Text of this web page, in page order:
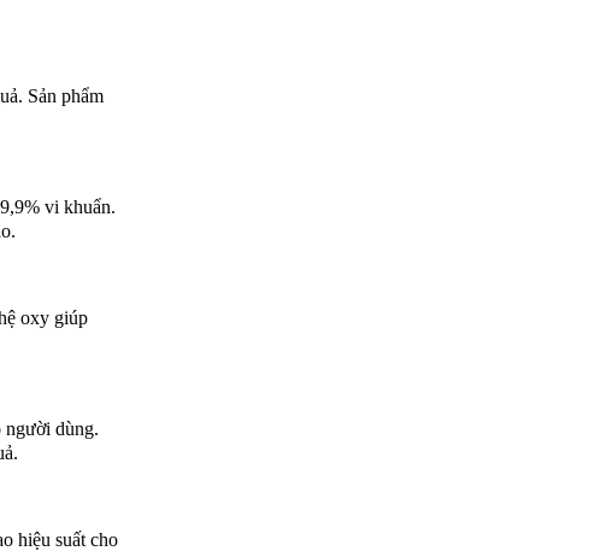
Sản phẩm
vi khuẩn.
oxy giúp
người dùng.
hiệu suất cho